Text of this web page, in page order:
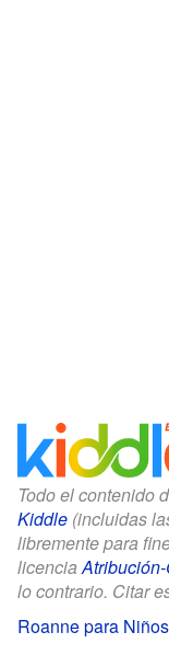
Todo el contenido
Kiddle (incluidas
libremente para
licencia
lo contrario. Citar
Roanne para Niños